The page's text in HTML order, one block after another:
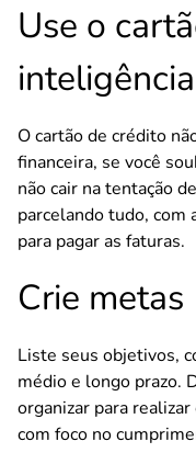
Use o
inteligência
O cartão de crédito
financeira, se você
não cair na tentação
parcelando tudo, com
para pagar as faturas.
Crie metas
Liste seus objetivos,
médio e longo prazo.
organizar para
com foco no